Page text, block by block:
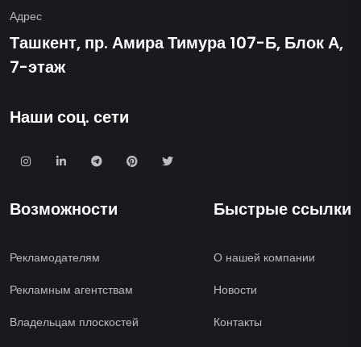
Адрес
Ташкент, пр. Амира Тимура 107-Б, Блок А,
7-этаж
Наши соц. сети
Возможности
Рекламодателям
Рекламным агентствам
Владельцам плоскостей
Быстрые ссылки
О нашей компании
Новости
Контакты